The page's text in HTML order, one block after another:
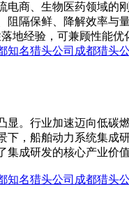
商、生物医药领域的
隔保鲜、降解效率与
经验，可兼顾性能优
知名猎头公司 成都猎头
。行业加速迈向低碳
，船舶动力系统集成
成研发的核心产业价
知名猎头公司 成都猎头